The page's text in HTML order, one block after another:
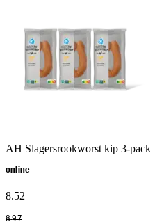
AH Slagersrookworst kip 3-pack
online
8.52
8.97